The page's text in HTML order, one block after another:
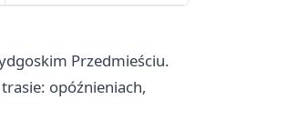
Przedmieściu.
opóźnieniach,